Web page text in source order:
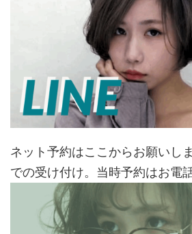
ネット予約はここからお願いし
での受け付け。当時予約はお電